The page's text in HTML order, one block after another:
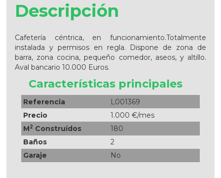
Descripción
Cafetería céntrica, en funcionamiento.Totalmente
instalada y permisos en regla. Dispone de zona de
barra, zona cocina, pequeño comedor, aseos, y altillo.
Aval bancario 10.000 Euros.
Características principales
Referencia
L001369
Precio
1.000 €/mes
M2 Construídos
180
Baños
2
Garaje
No